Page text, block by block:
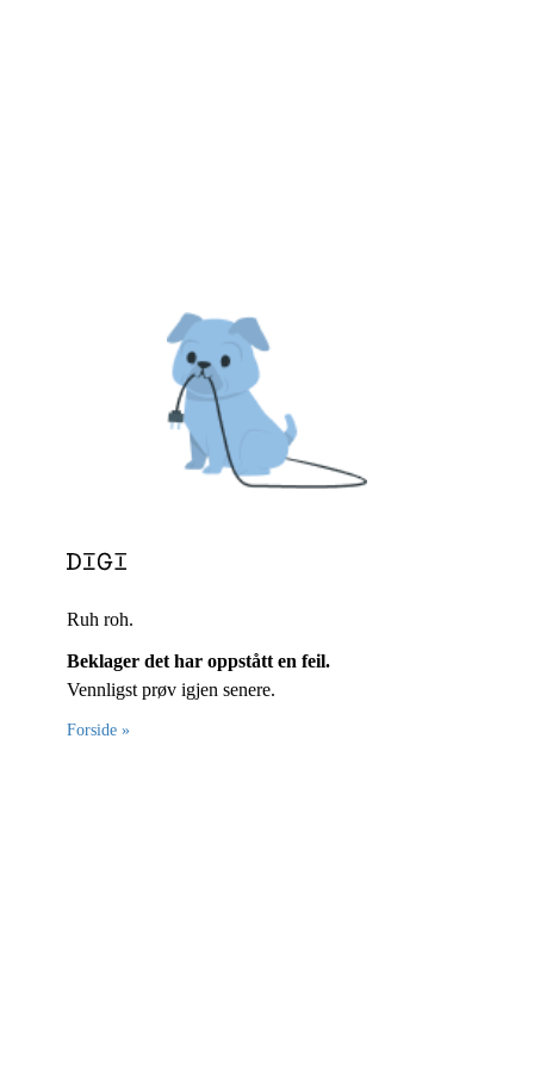
Ruh roh.
Beklager det har oppstått en feil.
Vennligst prøv igjen senere.
Forside »